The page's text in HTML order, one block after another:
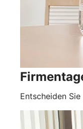
Entscheiden